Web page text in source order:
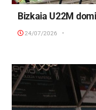
Bizkaia U22M
24/07/2026